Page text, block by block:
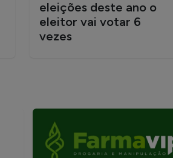
eleições deste ano o
eleitor vai votar 6
vezes